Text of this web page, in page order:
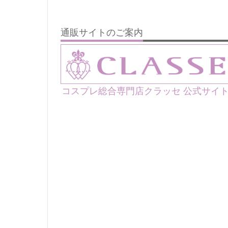
通販サイトのご案内
コスプレ総合専門店クラッセ 公式サイ